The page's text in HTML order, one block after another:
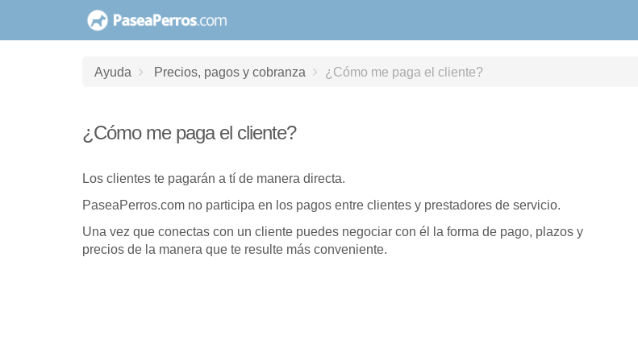
contenido
Ayuda Precios, pagos y cobranza ¿Cómo me paga el cliente?
¿Cómo me paga el cliente?
Los clientes te pagarán a tí de manera directa.
PaseaPerros.com no participa en los pagos entre clientes y prestadores de servicio.
Una vez que conectas con un cliente puedes negociar con él la forma de pago, plazos y
precios de la manera que te resulte más conveniente.